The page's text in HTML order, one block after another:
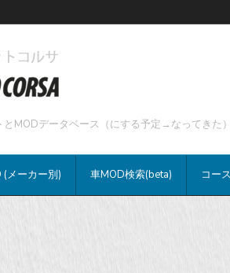
MODデータベース（にする予定→なってきた）
(メーカー別) 車MOD検索(beta) コー